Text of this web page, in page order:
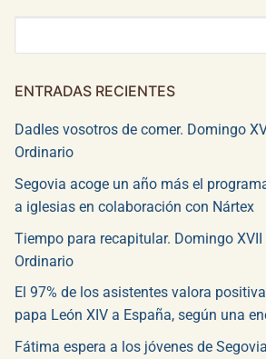
ENTRADAS RECIENTES
Dadles vosotros de comer. Domingo
Ordinario
Segovia acoge un año más el
a iglesias en colaboración con Nártex
Tiempo para recapitular. Domingo
Ordinario
El 97% de los asistentes valora
papa León XIV a España, según una
Fátima espera a los jóvenes de